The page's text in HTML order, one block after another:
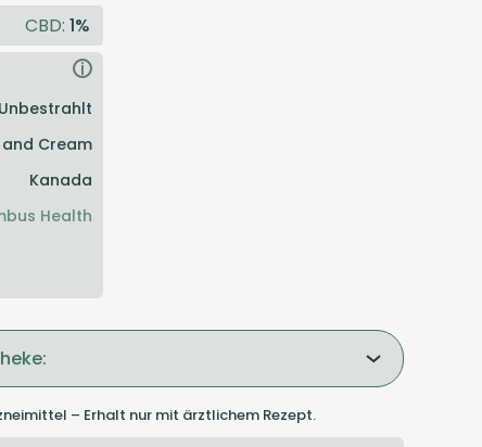
CBD: 1%
i
Unbestrahlt
Cream
Kanada
Health
– Erhalt nur mit ärztlichem Rezept.